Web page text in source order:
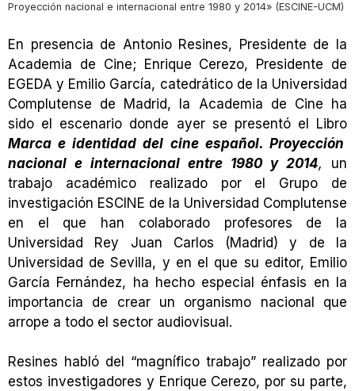
Proyección nacional e internacional entre 1980 y 2014» (ESCINE-UCM)
En presencia de Antonio Resines, Presidente de la
Academia de Cine; Enrique Cerezo, Presidente de
EGEDA y Emilio García, catedrático de la Universidad
Complutense de Madrid, la Academia de Cine ha
sido el escenario donde ayer se presentó el Libro
Marca e identidad del cine español. Proyección
nacional e internacional entre 1980 y 2014, un
trabajo académico realizado por el Grupo de
investigación ESCINE de la Universidad Complutense
en el que han colaborado profesores de la
Universidad Rey Juan Carlos (Madrid) y de la
Universidad de Sevilla, y en el que su editor, Emilio
García Fernández, ha hecho especial énfasis en la
importancia de crear un organismo nacional que
arrope a todo el sector audiovisual.
Resines habló del “magnífico trabajo” realizado por
estos investigadores y Enrique Cerezo, por su parte,